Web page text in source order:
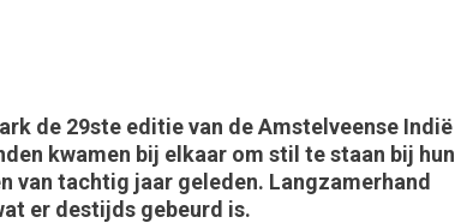
de 29ste editie van de Amstelveense Indië
kwamen bij elkaar om stil te staan bij hun
van tachtig jaar geleden. Langzamerhand
er destijds gebeurd is.